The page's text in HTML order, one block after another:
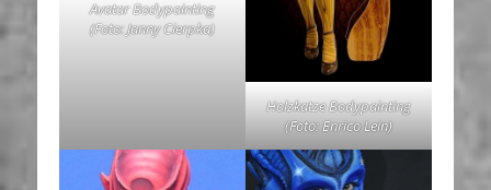
Avatar Bodypainting
(Foto: Janny Cierpka)
Holzkatze Bodypainting
(Foto: Enrico Lein)